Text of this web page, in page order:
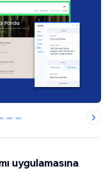
3 4
uygulamasına